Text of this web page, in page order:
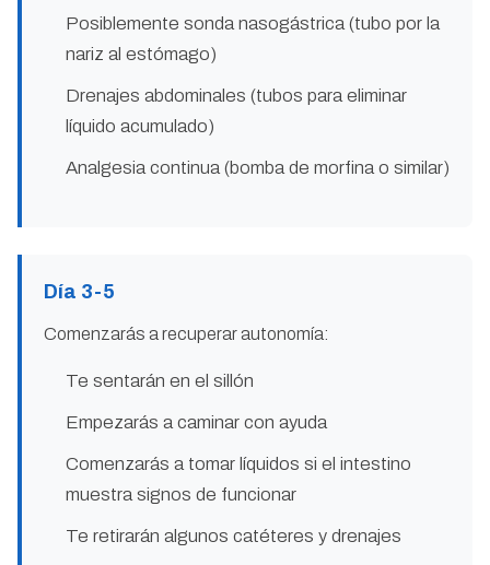
Posiblemente sonda nasogástrica (tubo por la
nariz al estómago)
Drenajes abdominales (tubos para eliminar
líquido acumulado)
Analgesia continua (bomba de morfina o similar)
Día 3-5
Comenzarás a recuperar autonomía:
Te sentarán en el sillón
Empezarás a caminar con ayuda
Comenzarás a tomar líquidos si el intestino
muestra signos de funcionar
Te retirarán algunos catéteres y drenajes